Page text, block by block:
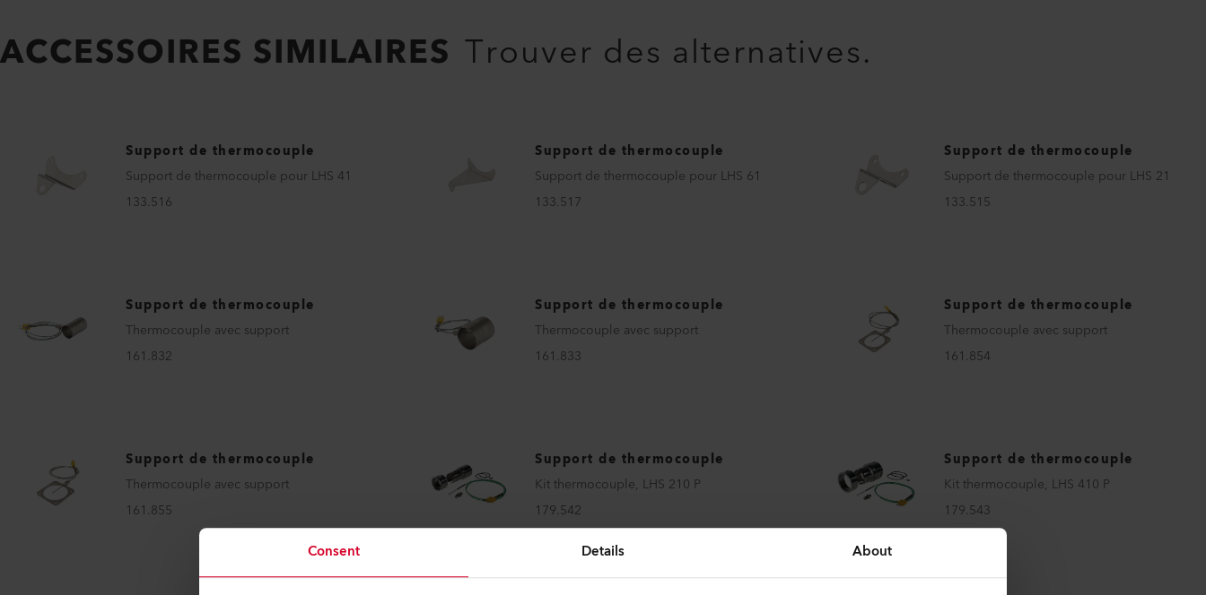
Consent Details About
ACCESSOIRES SIMILAIRES Trouver des alternatives.
Support de thermocouple
Support de thermocouple pour LHS 41
133.516
Support de thermocouple
Support de thermocouple pour LHS 61
133.517
Support de thermocouple
Support de thermocouple pour LHS 21
133.515
Support de thermocouple
Thermocouple avec support
161.832
Support de thermocouple
Thermocouple avec support
161.833
Support de thermocouple
Thermocouple avec support
161.854
Support de thermocouple
Thermocouple avec support
161.855
Support de thermocouple
Kit thermocouple, LHS 210 P
179.542
Support de thermocouple
Kit thermocouple, LHS 410 P
179.543